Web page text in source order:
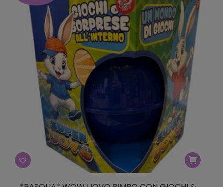
€19.90.€15.92.